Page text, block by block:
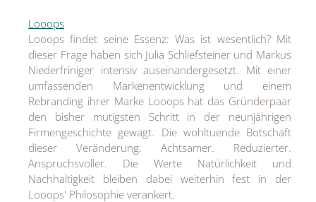
Looops
Looops findet seine Essenz: Was ist wesentlich? Mit
dieser Frage haben sich Julia Schliefsteiner und Markus
Niederfriniger intensiv auseinandergesetzt. Mit einer
umfassenden Markenentwicklung und einem
Rebranding ihrer Marke Looops hat das Gründerpaar
den bisher mutigsten Schritt in der neunjährigen
Firmengeschichte gewagt. Die wohltuende Botschaft
dieser Veränderung: Achtsamer. Reduzierter.
Anspruchsvoller. Die Werte Natürlichkeit und
Nachhaltigkeit bleiben dabei weiterhin fest in der
Looops' Philosophie verankert.